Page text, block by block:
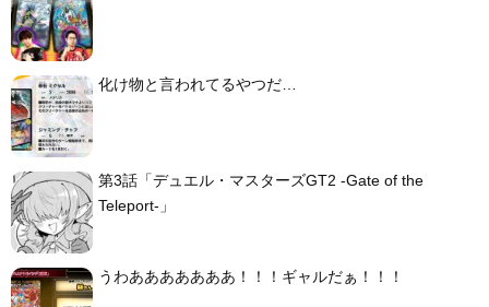
化け物と言われてるやつだ…
第3話「デュエル・マスターズGT2 -Gate of the
Teleport-」
うわあああああああ！！！ギャルだぁ！！！